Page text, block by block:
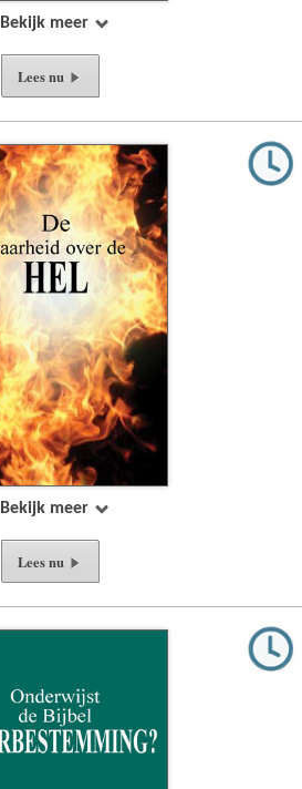
Bekijk meer
Lees nu
Bekijk meer
Lees nu